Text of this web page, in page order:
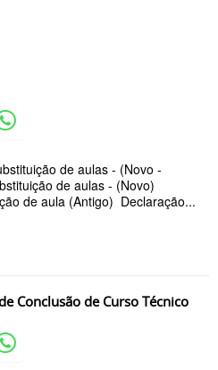
de aulas - (Novo -
de aulas - (Novo)
de aula (Antigo) Declaração...
Conclusão de Curso Técnico